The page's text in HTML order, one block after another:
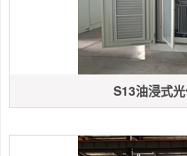
S13油浸式